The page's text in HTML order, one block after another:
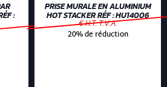
:
PRISE MURALE EN ALUMINIUM
HOT STACKER RÉF : HU14006
€ H.T. T.V.A.
20% de réduction